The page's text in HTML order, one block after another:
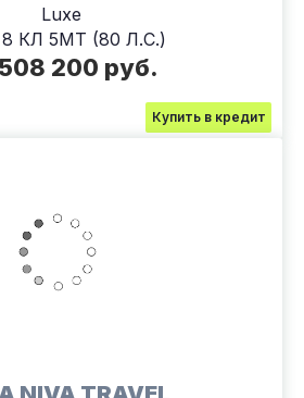
Luxe
8 КЛ 5МТ (80 Л.С.)
200 руб.
Купить в кредит